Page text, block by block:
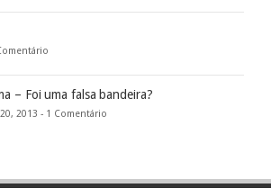
– Foi uma falsa bandeira?
2013 - 1 Comentário